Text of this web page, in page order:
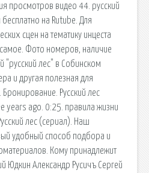
просмотров видео 44. русский
на Rutube. Для
сцен на тематику инцеста
Фото номеров, наличие
"русский лес" в Собинском
и другая полезная для
Русский лес
years ago. 0:25. правила жизни
лес (сериал). Наш
удобный способ подбора и
Кому принадлежит
Юдкин Александр Русичъ Сергей